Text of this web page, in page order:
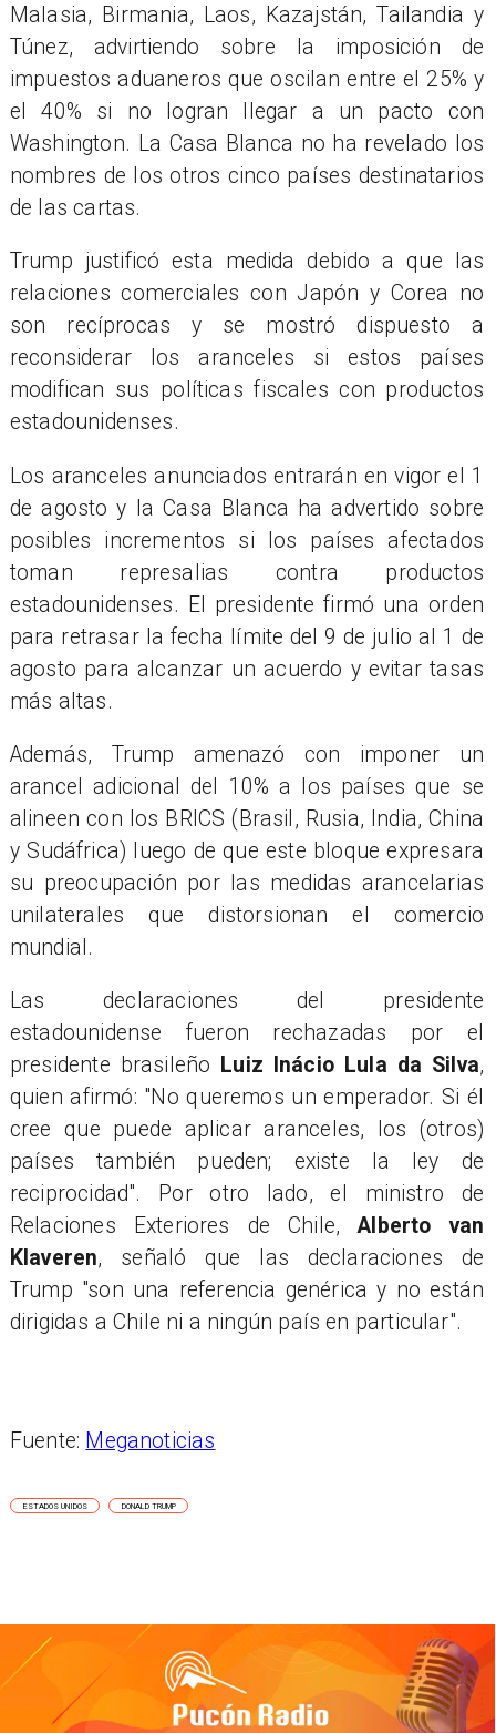
Malasia, Birmania, Laos, Kazajstán, Tailandia y
Túnez, advirtiendo sobre la imposición de
impuestos aduaneros que oscilan entre el 25% y
el 40% si no logran llegar a un pacto con
Washington. La Casa Blanca no ha revelado los
nombres de los otros cinco países destinatarios
de las cartas.
Trump justificó esta medida debido a que las
relaciones comerciales con Japón y Corea no
son recíprocas y se mostró dispuesto a
reconsiderar los aranceles si estos países
modifican sus políticas fiscales con productos
estadounidenses.
Los aranceles anunciados entrarán en vigor el 1
de agosto y la Casa Blanca ha advertido sobre
posibles incrementos si los países afectados
toman represalias contra productos
estadounidenses. El presidente firmó una orden
para retrasar la fecha límite del 9 de julio al 1 de
agosto para alcanzar un acuerdo y evitar tasas
más altas.
Además, Trump amenazó con imponer un
arancel adicional del 10% a los países que se
alineen con los BRICS (Brasil, Rusia, India, China
y Sudáfrica) luego de que este bloque expresara
su preocupación por las medidas arancelarias
unilaterales que distorsionan el comercio
mundial.
Las declaraciones del presidente
estadounidense fueron rechazadas por el
presidente brasileño Luiz Inácio Lula da Silva,
quien afirmó: "No queremos un emperador. Si él
cree que puede aplicar aranceles, los (otros)
países también pueden; existe la ley de
reciprocidad". Por otro lado, el ministro de
Relaciones Exteriores de Chile,Alberto van
Klaveren, señaló que las declaraciones de
Trump "son una referencia genérica y no están
dirigidas a Chile ni a ningún país en particular".
Fuente: Meganoticias
ESTADOS UNIDOS DONALD TRUMP